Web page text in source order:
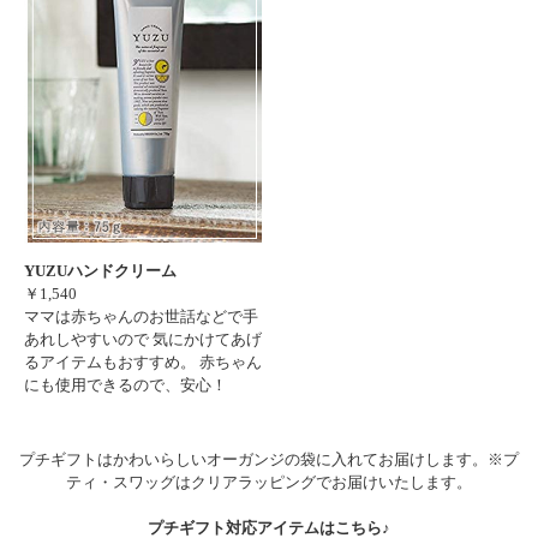
YUZUハンドクリーム
￥1,540
ママは赤ちゃんのお世話などで手
あれしやすいので 気にかけてあげ
るアイテムもおすすめ。 赤ちゃん
にも使用できるので、安心！
プチギフトはかわいらしいオーガンジの袋に入れてお届けします。※プ
ティ・スワッグはクリアラッピングでお届けいたします。
プチギフト対応アイテムはこちら♪